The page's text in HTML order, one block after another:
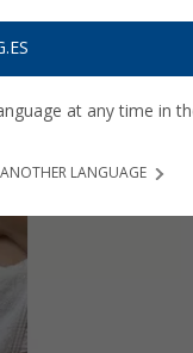
at any time in
ANOTHER LANGUAGE